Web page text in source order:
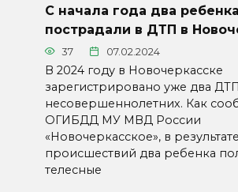
С начала года два ребенка
пострадали в ДТП в
37 07.02.2024
В 2024 году в Новочеркасске
зарегистрировано уже два
несовершеннолетних. Как
ОГИБДД МУ МВД России
«Новочеркасское», в
происшествий два ребенка
телесные